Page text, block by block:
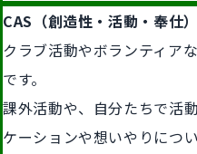
CAS（創造性・活動・奉仕）
クラブ活動やボランティア
です。
課外活動や、自分たちで活
ケーションや想いやりにつ